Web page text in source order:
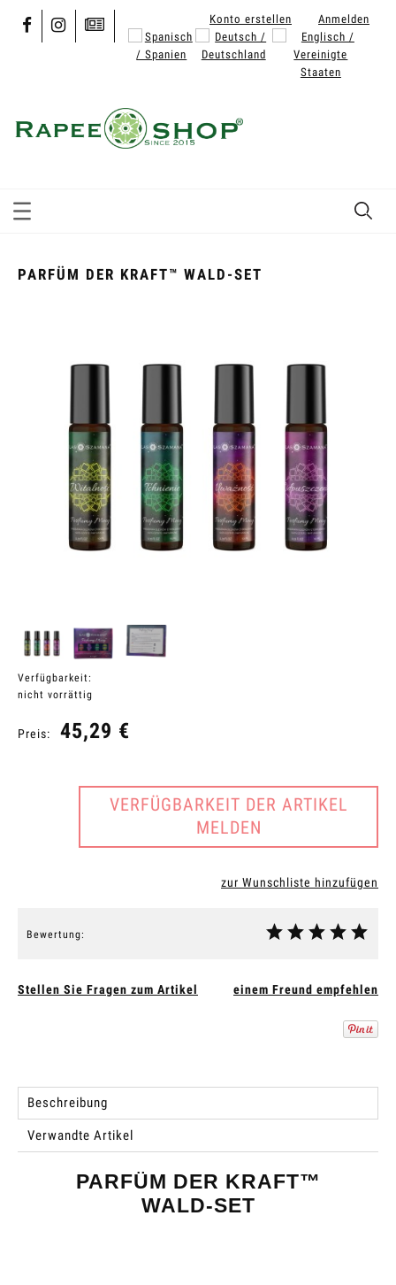
Konto erstellen Anmelden
PARFÜM DER KRAFT™ WALD-SET
Verfügbarkeit:
nicht vorrättig
Preis: 45,29 €
VERFÜGBARKEIT DER ARTIKEL
MELDEN
zur Wunschliste hinzufügen
Bewertung:
Stellen Sie Fragen zum Artikel einem Freund empfehlen
Beschreibung
Verwandte Artikel
PARFÜM DER KRAFT™
WALD-SET